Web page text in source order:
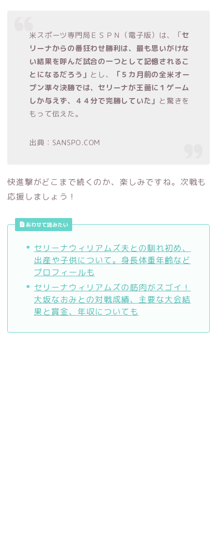
米スポーツ専門局ＥＳＰＮ（電子版）は、「セ
リーナからの番狂わせ勝利は、最も思いがけな
い結果を呼んだ試合の一つとして記憶されるこ
とになるだろう」 とし、
「５カ月前の全米オー
プン準々決勝では、セリーナが王薔に１ゲーム
しか与えず、４４分で完勝していた」 と驚きを
もって伝えた。
出典：SANSPO.COM
快進撃がどこまで続くのか、楽しみですね。次戦も
応援しましょう！
あわせて読みたい
セリーナウィリアムズ夫との馴れ初め、
出産や子供について。身長体重年齢など
プロフィールも
セリーナウィリアムズの筋肉がスゴイ！
大坂なおみとの対戦成績、主要な大会結
果と賞金、年収についても